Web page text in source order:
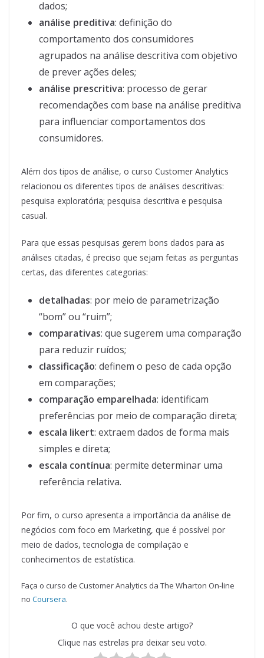
dados;
análise preditiva: definição do
comportamento dos consumidores
agrupados na análise descritiva com objetivo
de prever ações deles;
análise prescritiva: processo de gerar
recomendações com base na análise preditiva
para influenciar comportamentos dos
consumidores.
Além dos tipos de análise, o curso Customer Analytics
relacionou os diferentes tipos de análises descritivas:
pesquisa exploratória; pesquisa descritiva e pesquisa
casual.
Para que essas pesquisas gerem bons dados para as
análises citadas, é preciso que sejam feitas as perguntas
certas, das diferentes categorias:
detalhadas: por meio de parametrização
“bom” ou “ruim”;
comparativas: que sugerem uma comparação
para reduzir ruídos;
classificação: definem o peso de cada opção
em comparações;
comparação emparelhada: identificam
preferências por meio de comparação direta;
escala likert: extraem dados de forma mais
simples e direta;
escala contínua: permite determinar uma
referência relativa.
Por fim, o curso apresenta a importância da análise de
negócios com foco em Marketing, que é possível por
meio de dados, tecnologia de compilação e
conhecimentos de estatística.
Faça o curso de Customer Analytics da The Wharton On-line
no Coursera.
O que você achou deste artigo?
Clique nas estrelas pra deixar seu voto.